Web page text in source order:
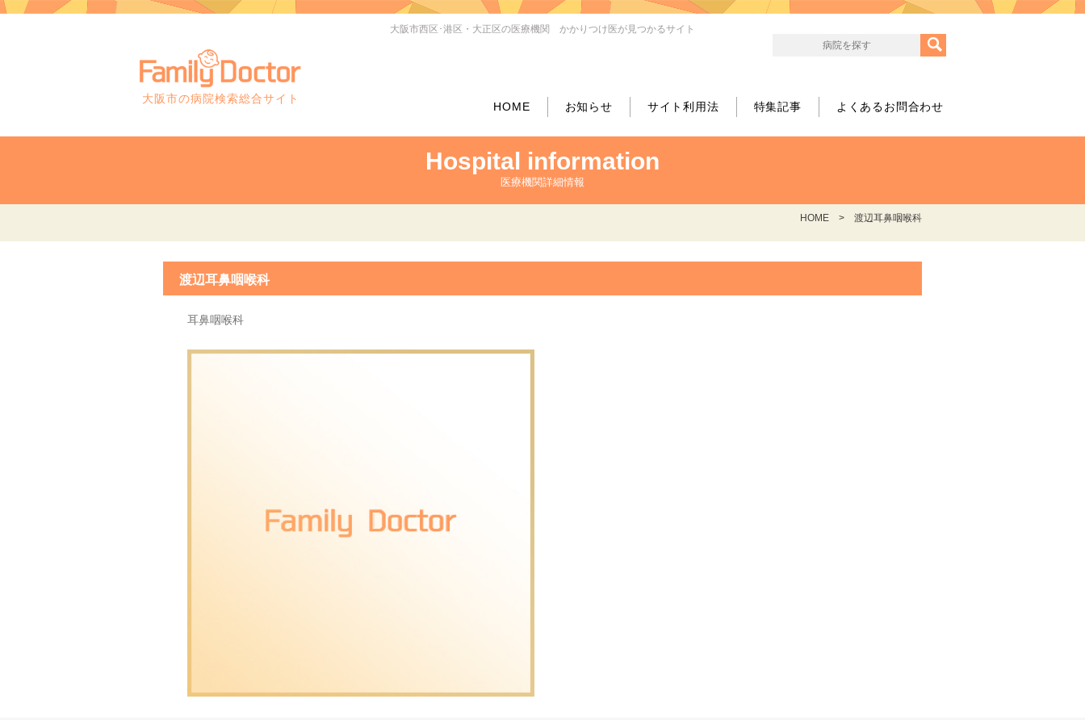
大阪市西区･港区・大正区の医療機関 かかりつけ医が見つかるサイト
大阪市の病院検索総合サイト
HOME お知らせ サイト利用法 特集記事 よくあるお問合わせ
Hospital information
医療機関詳細情報
HOME 渡辺耳鼻咽喉科
渡辺耳鼻咽喉科
耳鼻咽喉科